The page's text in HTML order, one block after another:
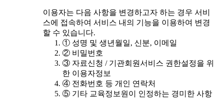
이용자는 다음 사항을 변경하고자 하는 경우 서비
스에 접속하여 서비스 내의 기능을 이용하여 변경
할 수 있습니다.
① 성명 및 생년월일, 신분, 이메일
② 비밀번호
③ 자료신청 / 기관회원서비스 권한설정을 위
한 이용자정보
④ 전화번호 등 개인 연락처
⑤ 기타 교육정보원이 인정하는 경미한 사항